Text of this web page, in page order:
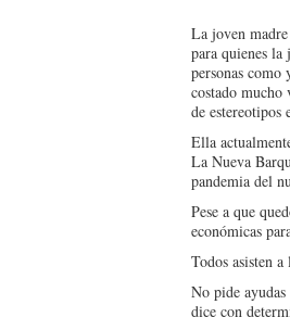
La joven
para quienes la
personas como
costado mucho
de estereotipos
Ella
La Nueva
pandemia del
Pese a que
económicas
Todos asisten
No pide ayudas
dice con